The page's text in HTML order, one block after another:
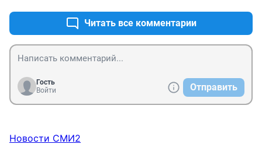
Читать все комментарии
Гость
Войти
Отправить
Новости СМИ2